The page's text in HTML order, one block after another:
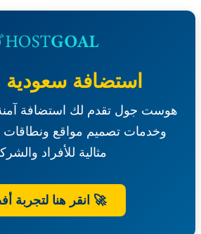
استضافة سعودية
هوست جول تقدم لك استضافة آمنة،
وخدمات تصميم مواقع ونطاقات
مثالية للأفراد والشركات.
🚀 انقر هنا لتجربة أفضل